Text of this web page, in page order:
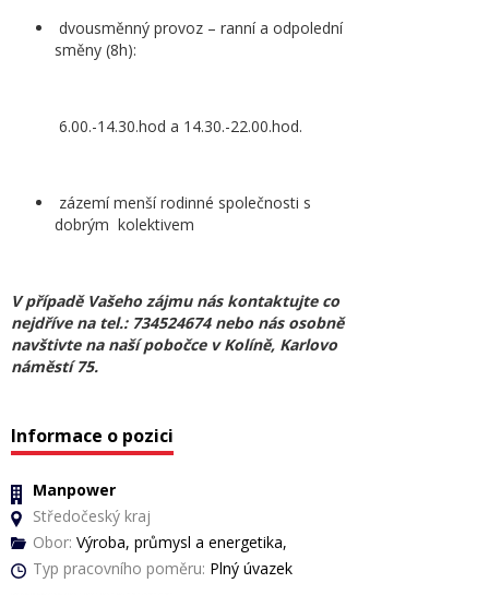
dvousměnný provoz – ranní a odpolední
směny (8h):
6.00.-14.30.hod a 14.30.-22.00.hod.
zázemí menší rodinné společnosti s
dobrým kolektivem
V případě Vašeho zájmu nás kontaktujte co
nejdříve na tel.: 734524674 nebo nás osobně
navštivte na naší pobočce v Kolíně, Karlovo
náměstí 75.
Informace o pozici
Manpower
Středočeský kraj
Obor: Výroba, průmysl a energetika,
Typ pracovního poměru: Plný úvazek